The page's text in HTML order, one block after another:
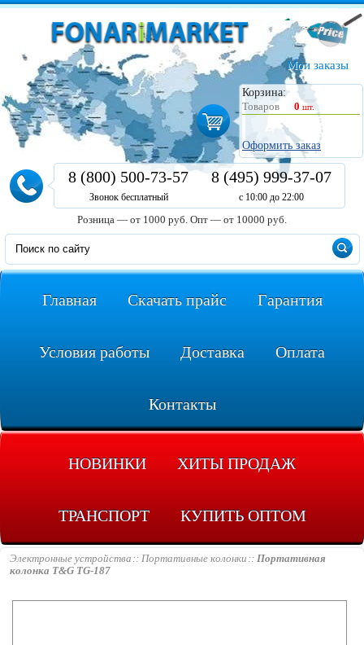
Мои заказы
Корзина:
Товаров
0 шт.
Оформить заказ
8 (800) 500-73-57
Звонок бесплатный
8 (495) 999-37-07
с 10:00 до 22:00
Розница — от 1000 руб. Опт — от 10000 руб.
Главная Скачать прайс Гарантия
Условия работы Доставка Оплата
Контакты
НОВИНКИ ХИТЫ ПРОДАЖ
ТРАНСПОРТ КУПИТЬ ОПТОМ
Электронные устройства Портативные колонки
Портативная
колонка T&G TG-187